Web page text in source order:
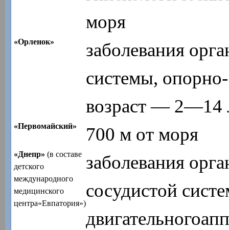
моря
«Орленок»
заболевания
системы, опорно-
возраст — 2—14
«Первомайский» 700 м от моря
«Днепр» (в составе
детского
международного
медицинского
центра«Евпатория»)
заболевания
сосудистой